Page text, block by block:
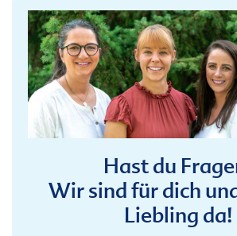
Hast du
Wir sind für dich
Liebling da!